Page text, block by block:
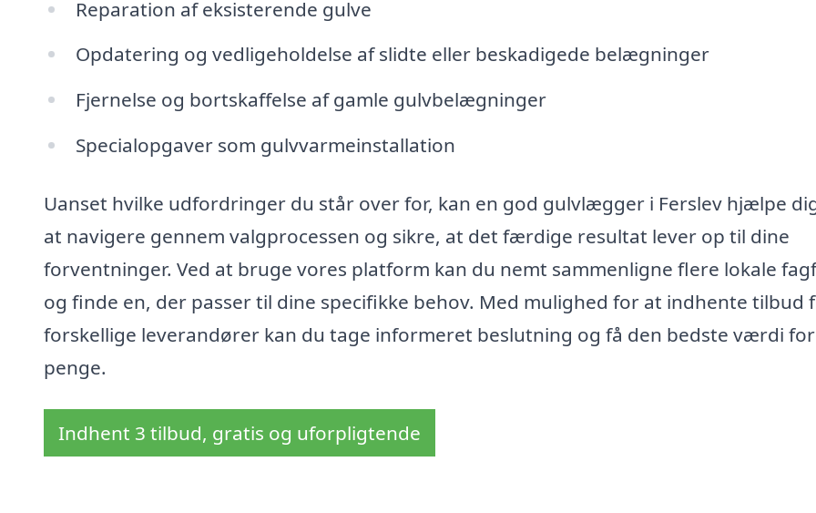
Reparation af eksisterende gulve
Opdatering og vedligeholdelse af slidte eller beskadigede belægninger
Fjernelse og bortskaffelse af gamle gulvbelægninger
Specialopgaver som gulvvarmeinstallation
Uanset hvilke udfordringer du står over for, kan en god gulvlægger i Ferslev hjælpe
at navigere gennem valgprocessen og sikre, at det færdige resultat lever op til dine
forventninger. Ved at bruge vores platform kan du nemt sammenligne flere lokale
og finde en, der passer til dine specifikke behov. Med mulighed for at indhente tilbud
forskellige leverandører kan du tage informeret beslutning og få den bedste værdi
penge.
Indhent 3 tilbud, gratis og uforpligtende